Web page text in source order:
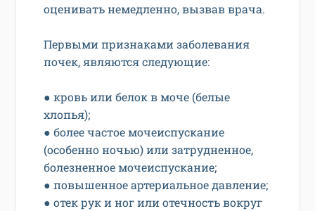
оценивать немедленно, вызвав врача.
Первыми признаками заболевания
почек, являются следующие:
● кровь или белок в моче (белые
хлопья);
● более частое мочеиспускание
(особенно ночью) или затрудненное,
болезненное мочеиспускание;
● повышенное артериальное давление;
● отек рук и ног или отечность вокруг